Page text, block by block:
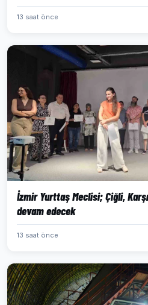
13 saat önce
İzmir Yurttaş Meclisi; Çiğli,
devam edecek
13 saat önce